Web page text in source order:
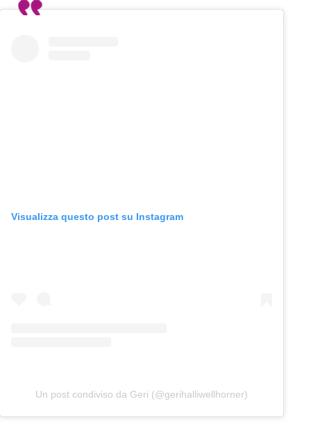
Visualizza questo post su Instagram
Un post condiviso da Geri (@gerihalliwellhorner)